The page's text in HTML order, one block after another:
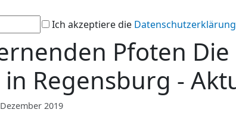
Ich akzeptiere die Datenschutzerklärung
Pfoten
in Regensburg -
2019